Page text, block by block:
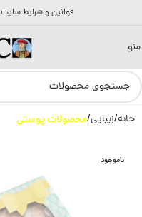
قوانین و شرایط سایت
منو
خانه زیبایی محصولات پوستی
ناموجود